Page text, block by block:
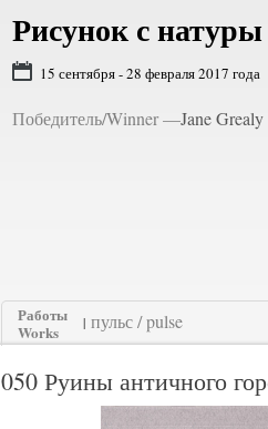
Рисунок с
15 сентября - 28 февраля 2017 года
Победитель/Winner —Jane Grealy
Работы
Works
|
050 Руины античного